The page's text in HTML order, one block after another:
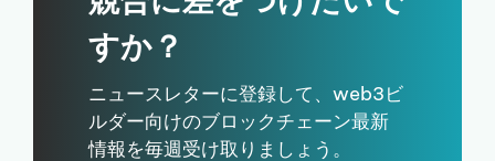
すか？
ニュースレターに登録して、web3ビ
ルダー向けのブロックチェーン最新
情報を毎週受け取りましょう。